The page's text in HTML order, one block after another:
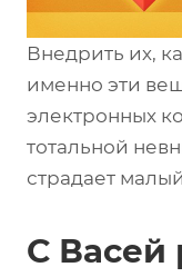
Внедрить их,
именно эти
электронных
тотальной
страдает
С Васей